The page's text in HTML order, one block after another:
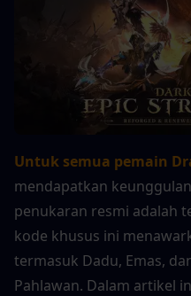
Untuk semua pemain
mendapatkan
penukaran resmi adalah
kode khusus ini
termasuk Dadu, Emas,
Pahlawan. Dalam artikel